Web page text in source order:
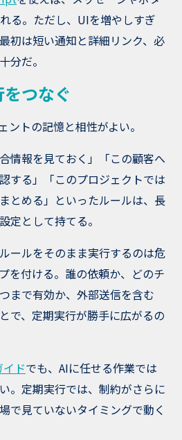
る。ただし、UIを増やしすぎ
初は短い通知と詳細リンク、必
分だ。
つなぐ
ントの記憶と相性がよい。
情報を見ておく」「この顧客へ
する」「このプロジェクトでは
とめる」といったルールは、長
定として持てる。
ールをそのまま実行するのは危
を付ける。誰の依頼か、どのチ
まで有効か、外部送信を含む
で、定期実行が勝手に広がるの
ドでも、AIに任せる作業では
。定期実行では、制約がさらに
で見ていないタイミングで動く